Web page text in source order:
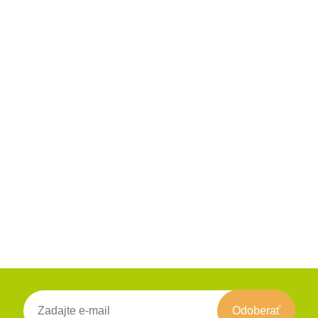
Odoberať